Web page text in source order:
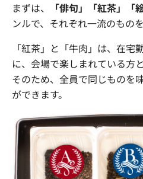
まずは、
「俳句」「紅茶」「
ンルで、それぞれ一流のもの
「紅茶」と「牛肉」は、在宅
に、会場で楽しまれている方
そのため、全員で同じものを
ができます。